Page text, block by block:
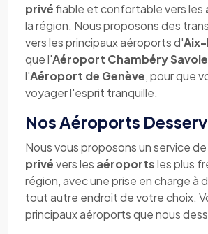
privéfiable et confortable vers les
la région. Nous proposons des
vers les principaux aéroports d'
que l'Aéroport Chambéry
l'Aéroport de Genève, pour que
voyager l'esprit tranquille.
Nos Aéroports
Nous vous proposons un service de
privévers les aéroportsles plus
région, avec une prise en charge à
tout autre endroit de votre choix.
principaux aéroports que nous